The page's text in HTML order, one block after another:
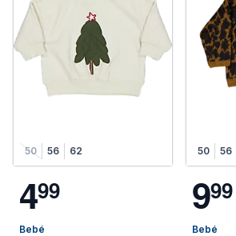
50 56 62
499
Bebé
50 56
999
Bebé